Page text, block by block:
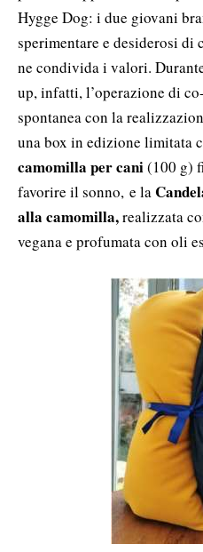
Hygge Dog: i due giovani
sperimentare e desiderosi di
ne condivida i valori.
up, infatti, l’operazione di
spontanea con la
una box in edizione limitata
camomilla per cani(100 g)
favorire il sonno, e la
alla camomilla,realizzata
vegana e profumata con oli